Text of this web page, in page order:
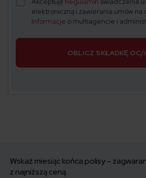
elektroniczną i zawierania umów na
Informacje o multiagencie i
OBLICZ SKŁADKĘ OC/
Wskaż miesiąc końca polisy –
z najniższą ceną.